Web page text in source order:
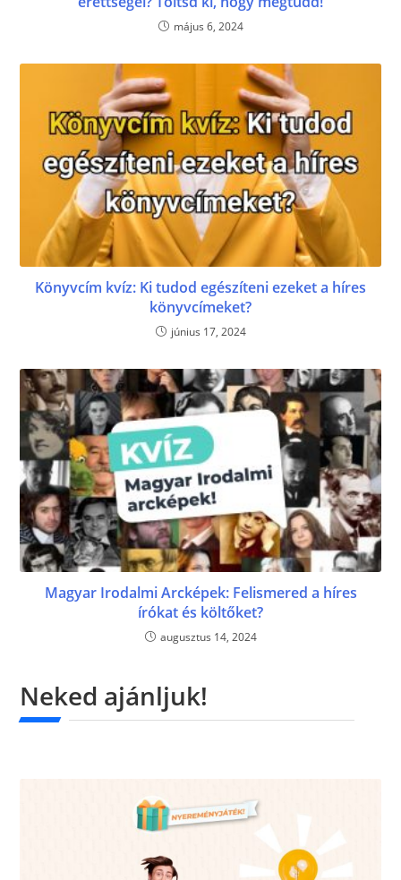
május 6, 2024
Könyvcím kvíz: Ki tudod egészíteni ezeket a híres
könyvcímeket?
június 17, 2024
Magyar Irodalmi Arcképek: Felismered a híres
írókat és költőket?
augusztus 14, 2024
Neked ajánljuk!